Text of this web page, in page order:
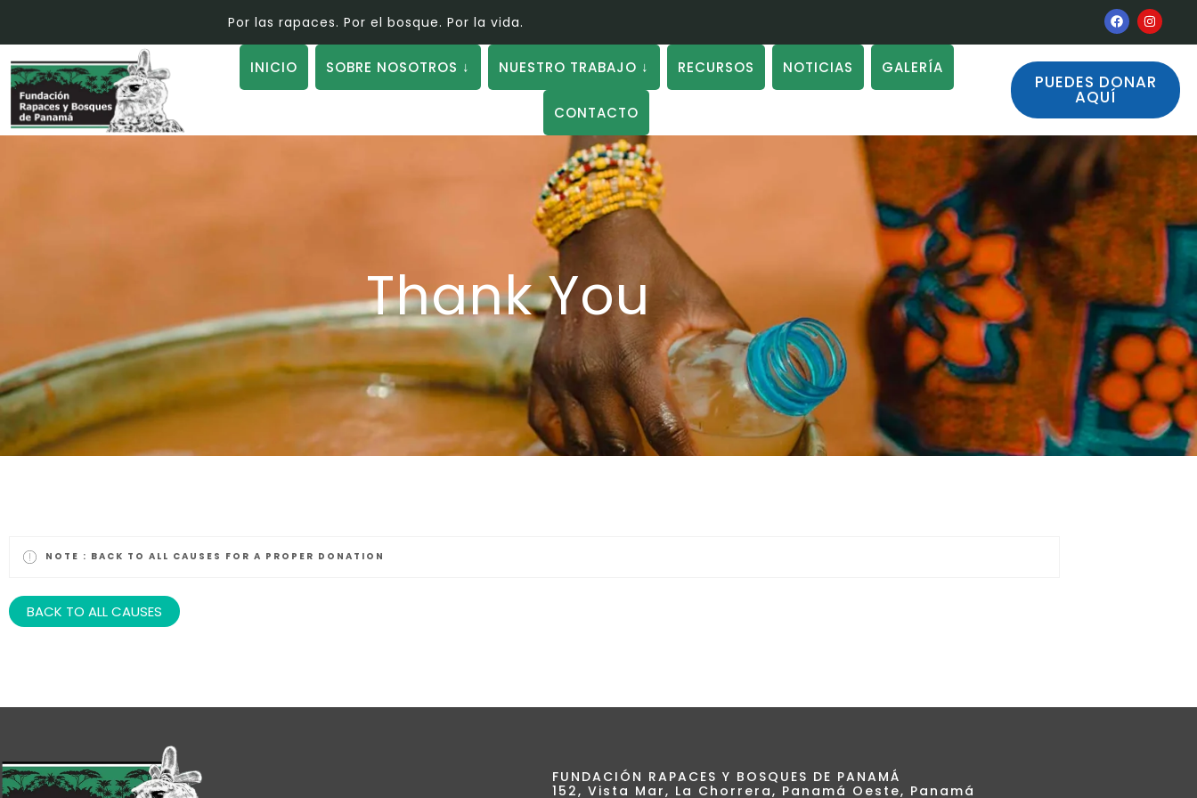
Por las rapaces. Por el bosque. Por la vida.
INICIO SOBRE NOSOTROS ↓ NUESTRO TRABAJO ↓ RECURSOS NOTICIAS GALERÍA
CONTACTO
PUEDES DONAR
AQUÍ
Thank You
NOTE : BACK TO ALL CAUSES FOR A PROPER DONATION
BACK TO ALL CAUSES
FUNDACIÓN RAPACES Y BOSQUES DE PANAMÁ
152, Vista Mar, La Chorrera, Panamá Oeste, Panamá